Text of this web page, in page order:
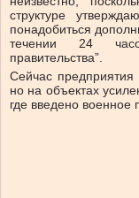
структуре
понадобиться
течении 24
правительства”.
Сейчас
но на объектах
где введено военное